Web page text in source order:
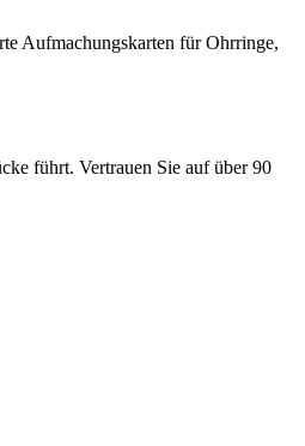
Aufmachungskarten für Ohrringe,
führt. Vertrauen Sie auf über 90